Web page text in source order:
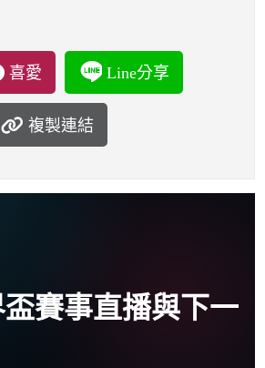
喜愛 Line分享
複製連結
盃賽事直播與下一